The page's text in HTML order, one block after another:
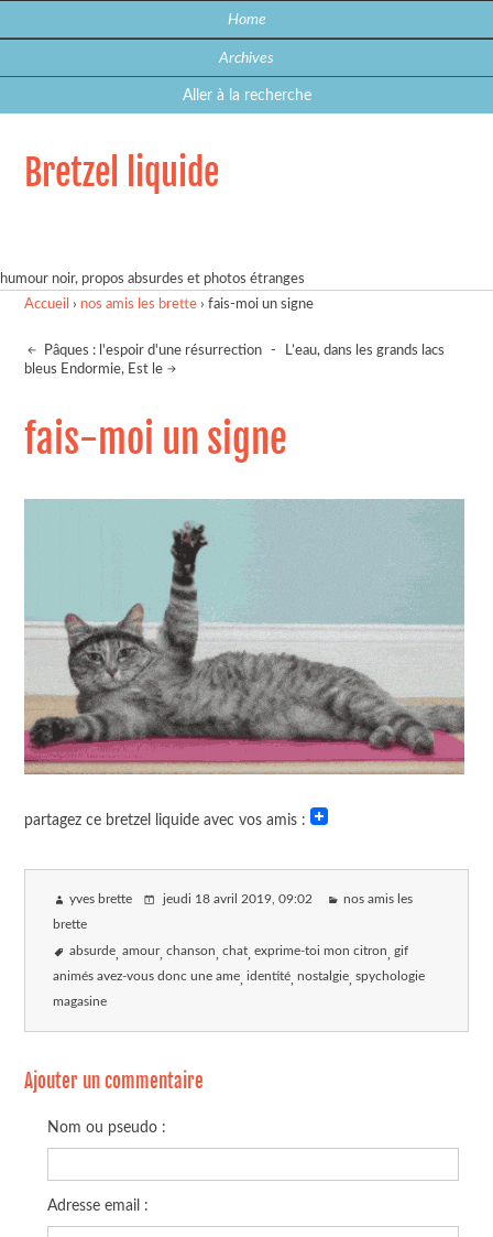
Home
Archives
Aller à la recherche
Bretzel liquide
humour noir, propos absurdes et photos étranges
Accueil › nos amis les brette ›fais-moi un signe
Pâques : l'espoir d'une résurrection -
L’eau, dans les grands lacs
bleus Endormie, Est le
fais-moi un signe
partagez ce bretzel liquide avec vos amis :
yves brette jeudi 18 avril 2019, 09:02 nos amis les
brette
absurde amour chanson chat exprime-toi mon citron gif
animés avez-vous donc une ame identité nostalgie spychologie
magasine
Ajouter un commentaire
Nom ou pseudo :
Adresse email :